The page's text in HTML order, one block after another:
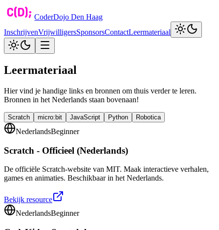
CoderDojo Den Haag
InschrijvenVrijwilligersSponsorsContactLeermateriaal
Leermateriaal
Hier vind je handige links en bronnen om thuis verder te leren.
Bronnen in het Nederlands staan bovenaan!
Scratch micro:bit JavaScript Python Robotica
NederlandsBeginner
Scratch - Officieel (Nederlands)
De officiële Scratch-website van MIT. Maak interactieve verhalen,
games en animaties. Beschikbaar in het Nederlands.
Bekijk resource
NederlandsBeginner